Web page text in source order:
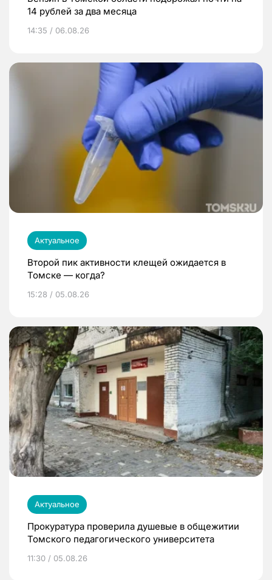
14 рублей за два месяца
14:35 / 06.08.26
Актуальное
Второй пик активности клещей ожидается в
Томске — когда?
15:28 / 05.08.26
Актуальное
Прокуратура проверила душевые в общежитии
Томского педагогического университета
11:30 / 05.08.26